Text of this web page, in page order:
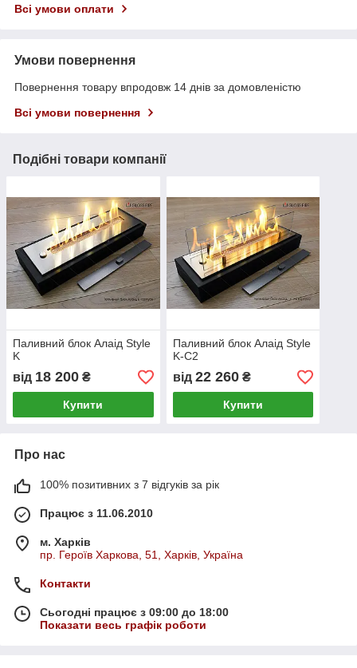
Всі умови оплати
Умови повернення
Повернення товару впродовж 14 днів за домовленістю
Всі умови повернення
Подібні товари компанії
Паливний блок Алаід Style
K
від 18 200 ₴
Купити
Паливний блок Алаід Style
K-C2
від 22 260₴
Купити
Про нас
100% позитивних з 7 відгуків за рік
Працює з 11.06.2010
м. Харків
пр. Героїв Харкова, 51, Харків, Україна
Контакти
Сьогодні працює з 09:00 до 18:00
Показати весь графік роботи